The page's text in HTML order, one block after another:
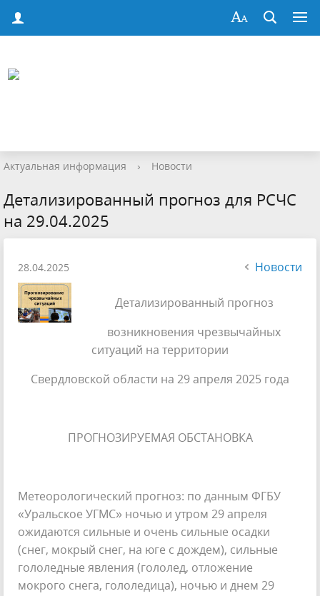
Актуальная информация › Новости
Детализированный прогноз для РСЧС
на 29.04.2025
28.04.2025 Новости
Детализированный прогноз
возникновения чрезвычайных
ситуаций на территории
Свердловской области на 29 апреля 2025 года
ПРОГНОЗИРУЕМАЯ ОБСТАНОВКА
Метеорологический прогноз: по данным ФГБУ
«Уральское УГМС» ночью и утром 29 апреля
ожидаются сильные и очень сильные осадки
(снег, мокрый снег, на юге с дождем), сильные
гололедные явления (гололед, отложение
мокрого снега, гололедица), ночью и днем 29